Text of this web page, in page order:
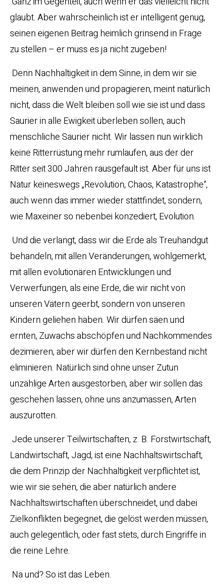
glaubt. Aber wahrscheinlich ist er intelligent genug,
seinen eigenen Beitrag heimlich grinsend in Frage
zu stellen – er muss es ja nicht zugeben!
Denn Nachhaltigkeit in dem Sinne, in dem wir sie
meinen, anwenden und propagieren, meint natürlich
nicht, dass die Welt bleiben soll wie sie ist und dass
Saurier in alle Ewigkeit überleben sollen, auch
menschliche Saurier nicht. Wir lassen nun wirklich
keine Ritterrüstung mehr rumlaufen, aus der der
Ritter seit 300 Jahren rausgefault ist. Aber für uns ist
Natur keineswegs „Revolution, Chaos, Katastrophe“,
auch wenn das immer wieder stattfindet, sondern,
wie Maxeiner so nebenbei konzediert, Evolution.
Und die verlangt, dass wir die Erde als Treuhandgut
behandeln, mit allen Veränderungen, wohlgemerkt,
mit allen evolutionären Entwicklungen und
Verwerfungen, als eine Erde, die wir nicht von
unseren Vätern geerbt, sondern von unseren
Kindern geliehen haben. Wir dürfen säen und
ernten, Zuwachs abschöpfen und Nachkommendes
dezimieren, aber wir dürfen den Kernbestand nicht
eliminieren. Natürlich sind ohne unser Zutun
unzählige Arten ausgestorben, aber wir sollen das
geschehen lassen, ohne uns anzumassen, Arten
auszurotten.
Jede unserer Teilwirtschaften, z. B. Forstwirtschaft,
Landwirtschaft, Jagd, ist eine Nachhaltswirtschaft,
die dem Prinzip der Nachhaltigkeit verpflichtet ist,
wie wir sie sehen, die aber natürlich andere
Nachhaltswirtschaften überschneidet, und dabei
Zielkonflikten begegnet, die gelöst werden müssen,
auch gelegentlich, oder fast stets, durch Eingriffe in
die reine Lehre.
Na und? So ist das Leben.